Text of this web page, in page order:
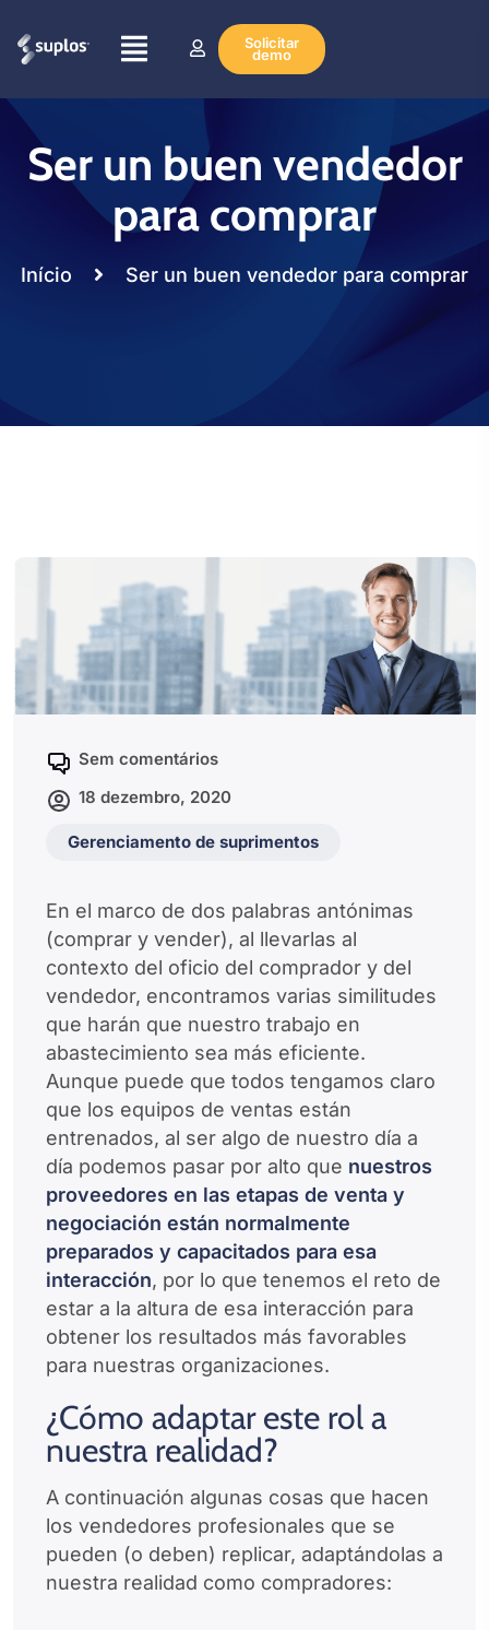
Solicitar
demo
Ser un buen vendedor
para comprar
Início Ser un buen vendedor para comprar
Sem comentários
18 dezembro, 2020
Gerenciamento de suprimentos
En el marco de dos palabras antónimas
(comprar y vender), al llevarlas al
contexto del oficio del comprador y del
vendedor, encontramos varias similitudes
que harán que nuestro trabajo en
abastecimiento sea más eficiente.
Aunque puede que todos tengamos claro
que los equipos de ventas están
entrenados, al ser algo de nuestro día a
día podemos pasar por alto que nuestros
proveedores en las etapas de venta y
negociación están normalmente
preparados y capacitados para esa
interacción, por lo que tenemos el reto de
estar a la altura de esa interacción para
obtener los resultados más favorables
para nuestras organizaciones.
¿Cómo adaptar este rol a
nuestra realidad?
A continuación algunas cosas que hacen
los vendedores profesionales que se
pueden (o deben) replicar, adaptándolas a
nuestra realidad como compradores: